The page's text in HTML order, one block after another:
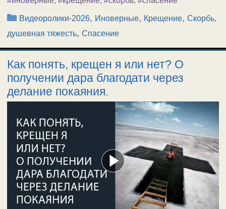
Рубрики
Видеоролики-2026, Иноверные, Крещение,Скорбь,
душевная тяжесть, Спасение
Как понять, крещен я или нет? О
получении дара благодати через
делание покаяния.